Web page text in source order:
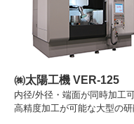
㈱太陽工機 VER-125
内径/外径・端面が同時加工可
高精度加工が可能な大型の研